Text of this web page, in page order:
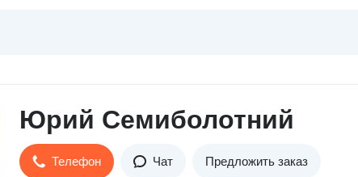
Юрий Семиболотний
Телефон Чат Предложить заказ